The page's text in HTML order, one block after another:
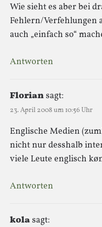
Wie sieht es aber bei
Fehlern/Verfehlungen
auch „einfach so“
Antworten
Floriansagt:
23. April 2008 um 10:56 Uhr
Englische Medien
nicht nur desshalb
viele Leute englisch
Antworten
kolasagt: